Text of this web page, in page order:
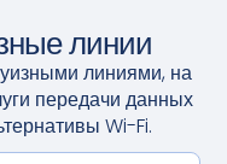
линии
линиями, на
передачи данных
Wi-Fi.